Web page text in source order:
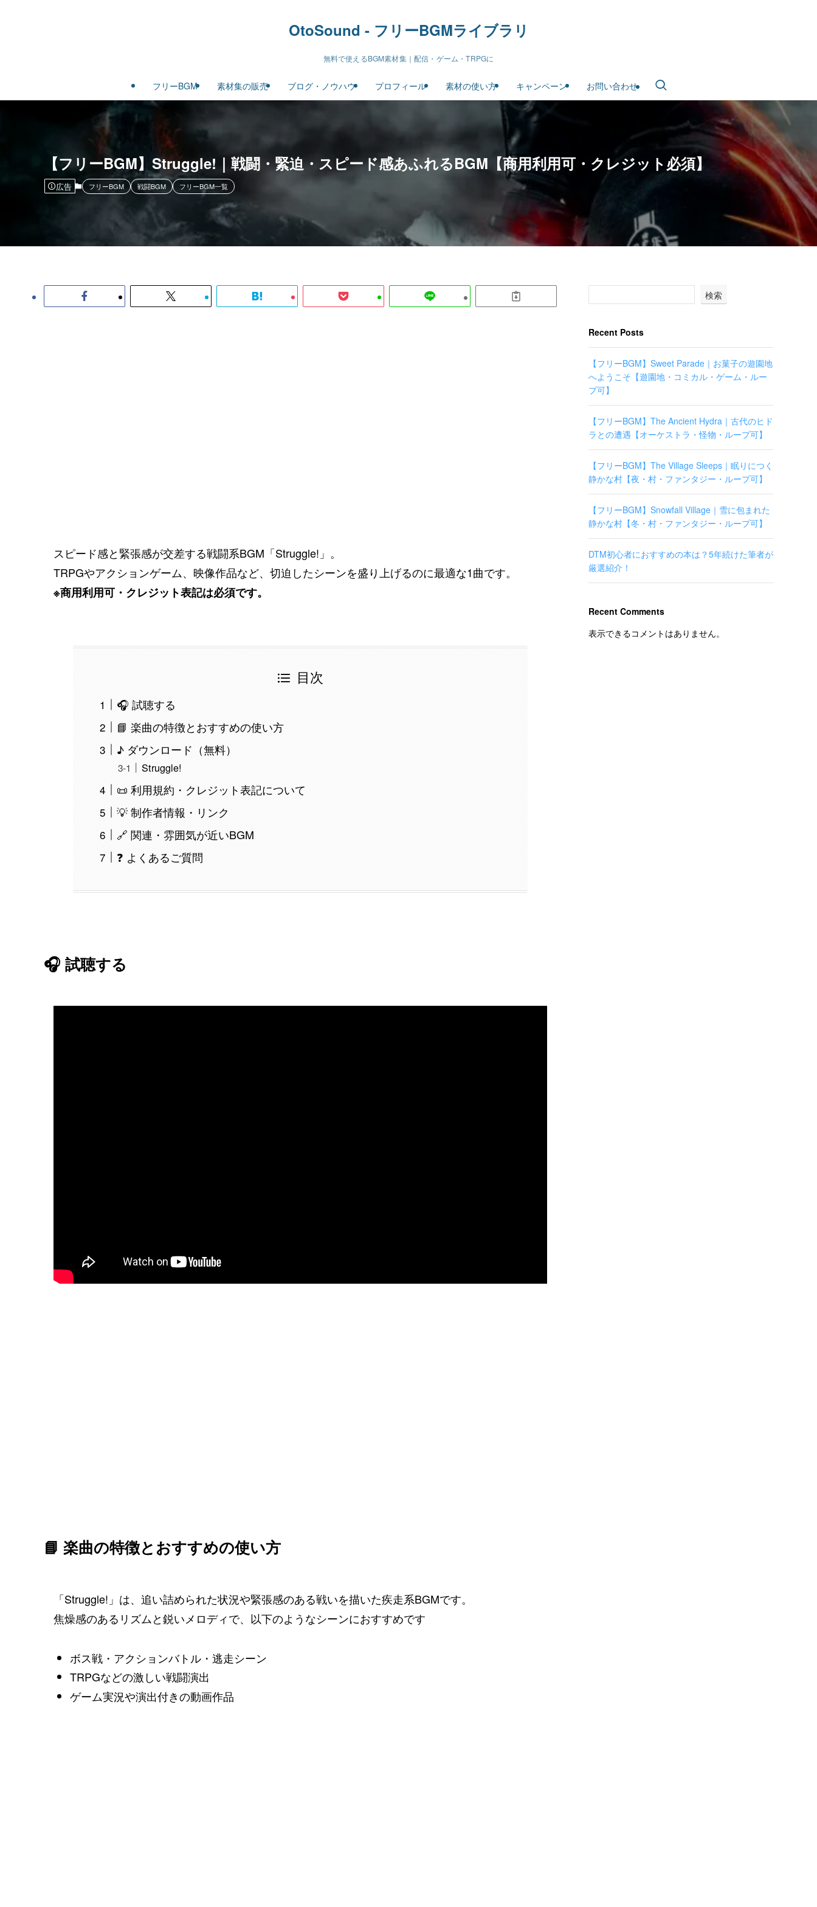
OtoSound - フリーBGMライブラリ
無料で使えるBGM素材集｜配信・ゲーム・TRPGに
フリーBGM 素材集の販売 ブログ・ノウハウ プロフィール 素材の使い方 キャンペーン お問い合わせ
【フリーBGM】Struggle!｜戦闘・緊迫・スピード感あふれるBGM【商用利用可・クレジット必須】
広告 フリーBGM 戦闘BGM フリーBGM一覧
スピード感と緊張感が交差する戦闘系BGM「Struggle!」。
TRPGやアクションゲーム、映像作品など、切迫したシーンを盛り上げるのに最適な1曲です。
※商用利用可・クレジット表記は必須です。
目次
🎧 試聴する
📘 楽曲の特徴とおすすめの使い方
♪ ダウンロード（無料）
Struggle!
📜 利用規約・クレジット表記について
💡 制作者情報・リンク
🔗 関連・雰囲気が近いBGM
❓ よくあるご質問
🎧 試聴する
📘 楽曲の特徴とおすすめの使い方
「Struggle!」は、追い詰められた状況や緊張感のある戦いを描いた疾走系BGMです。
焦燥感のあるリズムと鋭いメロディで、以下のようなシーンにおすすめです
ボス戦・アクションバトル・逃走シーン
TRPGなどの激しい戦闘演出
ゲーム実況や演出付きの動画作品
検索
Recent Posts
【フリーBGM】Sweet Parade｜お菓子の遊園地
へようこそ【遊園地・コミカル・ゲーム・ルー
プ可】
【フリーBGM】The Ancient Hydra｜古代のヒド
ラとの遭遇【オーケストラ・怪物・ループ可】
【フリーBGM】The Village Sleeps｜眠りにつく
静かな村【夜・村・ファンタジー・ループ可】
【フリーBGM】Snowfall Village｜雪に包まれた
静かな村【冬・村・ファンタジー・ループ可】
DTM初心者におすすめの本は？5年続けた筆者が
厳選紹介！
Recent Comments
表示できるコメントはありません。